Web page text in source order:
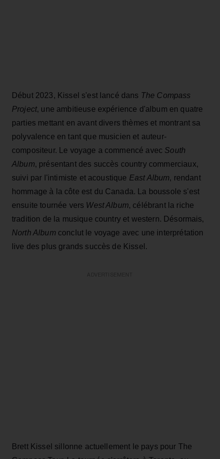
Début 2023, Kissel s'est lancé dans The Compass
Project, une ambitieuse expérience d'album en quatre
parties mettant en avant divers thèmes et montrant sa
polyvalence en tant que musicien et auteur-
compositeur. Le voyage a commencé avec South
Album, présentant des succès country commerciaux,
suivi par l'intimiste et acoustique East Album, rendant
hommage à la côte est du Canada. La boussole s'est
ensuite tournée vers West Album, célébrant la riche
tradition de la musique country et western. Désormais,
North Albumconclut le voyage avec une interprétation
live des plus grands succès de Kissel.
Brett Kissel sillonne actuellement le pays pour The